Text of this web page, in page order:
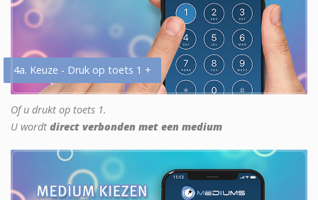
4a. Keuze - Druk op toets 1 +
Of u drukt op toets 1.
U wordt direct verbonden met een medium